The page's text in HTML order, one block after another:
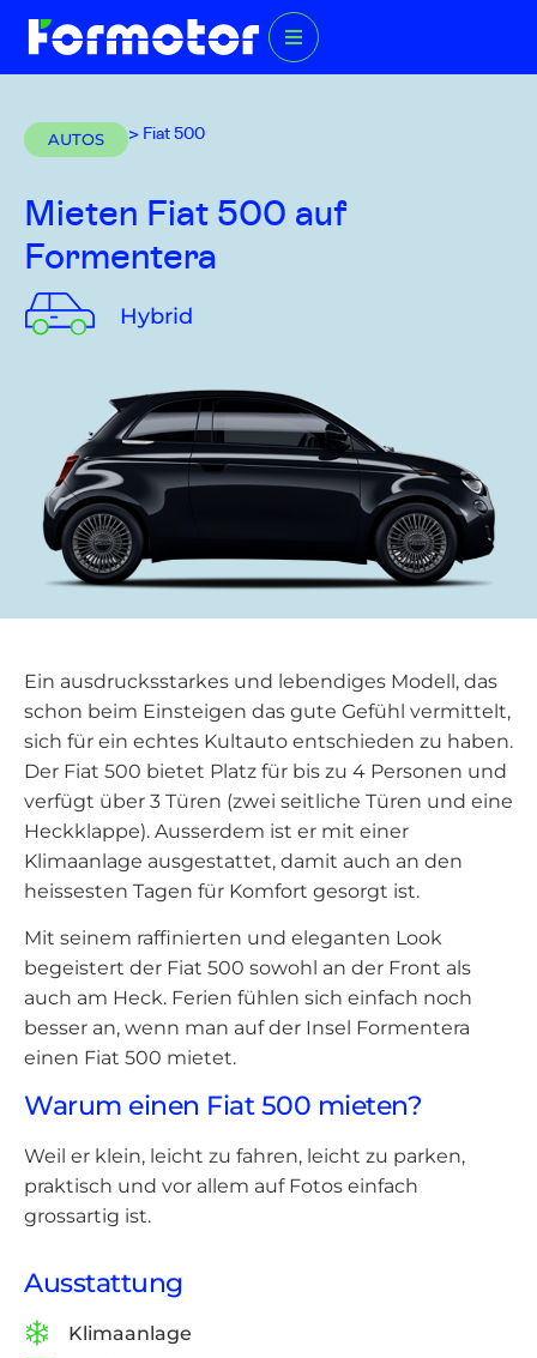
AUTOS > Fiat 500
Mieten Fiat 500 auf
Formentera
Hybrid
Ein ausdrucksstarkes und lebendiges Modell, das
schon beim Einsteigen das gute Gefühl vermittelt,
sich für ein echtes Kultauto entschieden zu haben.
Der Fiat 500 bietet Platz für bis zu 4 Personen und
verfügt über 3 Türen (zwei seitliche Türen und eine
Heckklappe). Ausserdem ist er mit einer
Klimaanlage ausgestattet, damit auch an den
heissesten Tagen für Komfort gesorgt ist.
Mit seinem raffinierten und eleganten Look
begeistert der Fiat 500 sowohl an der Front als
auch am Heck. Ferien fühlen sich einfach noch
besser an, wenn man auf der Insel Formentera
einen Fiat 500 mietet.
Warum einen Fiat 500 mieten?
Weil er klein, leicht zu fahren, leicht zu parken,
praktisch und vor allem auf Fotos einfach
grossartig ist.
Ausstattung
Klimaanlage